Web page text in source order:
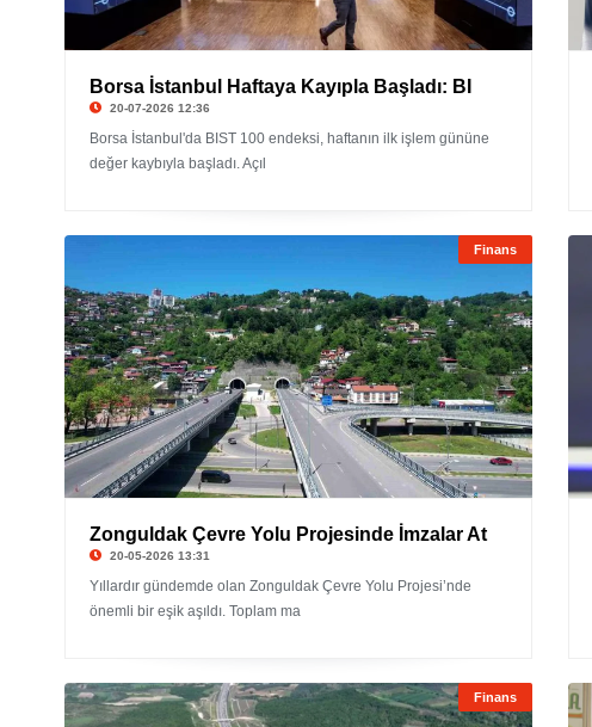
Borsa İstanbul Haftaya Kayıpla Başladı: BI
20-07-2026 12:36
Borsa İstanbul'da BIST 100 endeksi, haftanın ilk işlem gününe
değer kaybıyla başladı. Açıl
Finans
Zonguldak Çevre Yolu Projesinde İmzalar At
20-05-2026 13:31
Yıllardır gündemde olan Zonguldak Çevre Yolu Projesi’nde
önemli bir eşik aşıldı. Toplam ma
Finans